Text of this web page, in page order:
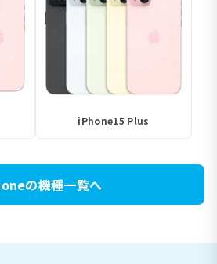
iPhone15 Plus
の機種一覧へ